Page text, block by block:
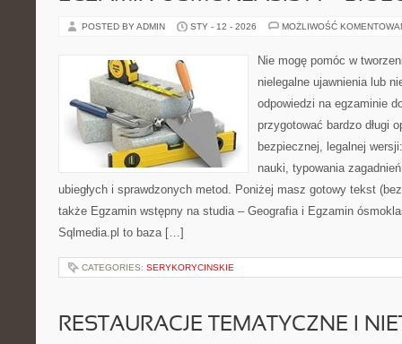
POSTED BY ADMIN STY - 12 - 2026 MOŻLIWOŚĆ
Nie mogę pomóc w
nielegalne ujawnienia lub
odpowiedzi na egzaminie
przygotować bardzo długi
bezpiecznej, legalnej
nauki, typowania
ubiegłych i sprawdzonych metod. Poniżej masz gotowy tekst
także Egzamin wstępny na studia – Geografia i Egzamin
Sqlmedia.pl to baza […]
CATEGORIES: SERYKORYCINSKIE
RESTAURACJE TEMATYCZNE I